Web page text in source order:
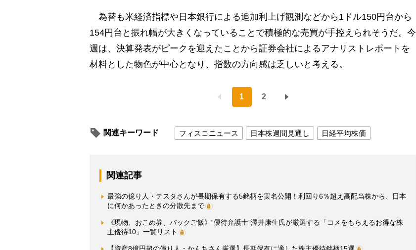
為替も米経済指標や日本銀行による追加利上げ観測などから1ドル150円台から
154円台と振れ幅が大きくなっていることで積極的な売買が手控えられそうだ。今
週は、決算発表がピークを迎えたことから証券会社によるアナリストレポートを
材料とした物色が中心となり、指数の方向感は乏しいと考える。
1 2
関連キーワード フィスコニュース 日本株週間見通し 日経平均株価
関連記事
最強の億り人・テスタさんが長期保有する5銘柄を実名公開！利回り6％超え高配当株から、日本
に何かあったときの分散先まで
《現物、おこめ券、パックご飯》“優待弁護士”澤井康生氏が厳選する「コメをもらえるお得な株
主優待10」一覧リスト